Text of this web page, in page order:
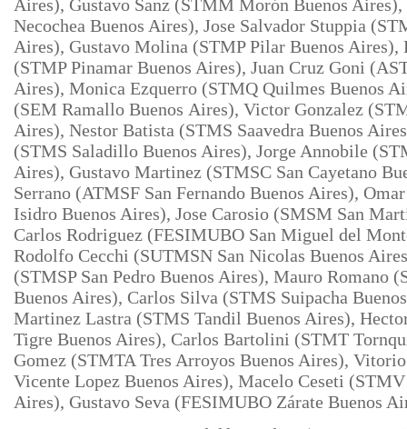
Aires), Gustavo Sanz (STMM Morón Buenos
Necochea Buenos Aires), Jose Salvador Stuppia
Aires), Gustavo Molina (STMP Pilar Buenos Aires),
(STMP Pinamar Buenos Aires), Juan Cruz Goni
Aires), Monica Ezquerro (STMQ Quilmes Buenos
(SEM Ramallo Buenos Aires), Victor Gonzalez
Aires), Nestor Batista (STMS Saavedra Buenos
(STMS Saladillo Buenos Aires), Jorge Annobile
Aires), Gustavo Martinez (STMSC San Cayetano
Serrano (ATMSF San Fernando Buenos Aires),
Isidro Buenos Aires), Jose Carosio (SMSM San
Carlos Rodriguez (FESIMUBO San Miguel del
Rodolfo Cecchi (SUTMSN San Nicolas Buenos
(STMSP San Pedro Buenos Aires), Mauro Romano
Buenos Aires), Carlos Silva (STMS Suipacha
Martinez Lastra (STMS Tandil Buenos Aires),
Tigre Buenos Aires), Carlos Bartolini (STMT
Gomez (STMTA Tres Arroyos Buenos Aires),
Vicente Lopez Buenos Aires), Macelo Ceseti
Aires), Gustavo Seva (FESIMUBO Zárate Buenos